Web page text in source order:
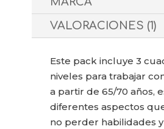
VALORACIONES (1)
Este pack incluye 3
niveles para trabajar
a partir de 65/70 años,
diferentes aspectos
no perder habilidades